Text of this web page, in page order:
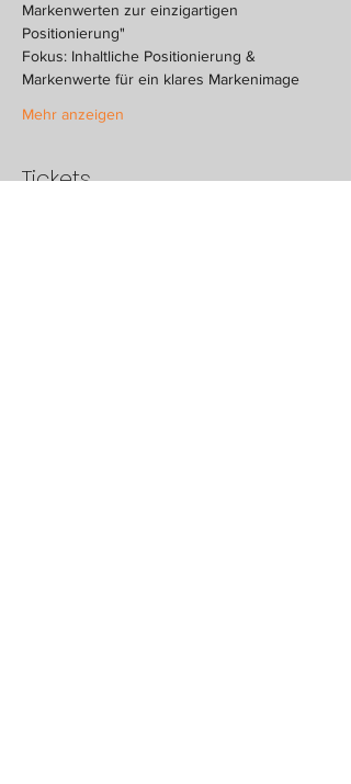
Markenwerten zur einzigartigen
Positionierung"
Fokus: Inhaltliche Positionierung &
Markenwerte für ein klares Markenimage
Mehr anzeigen
Tickets